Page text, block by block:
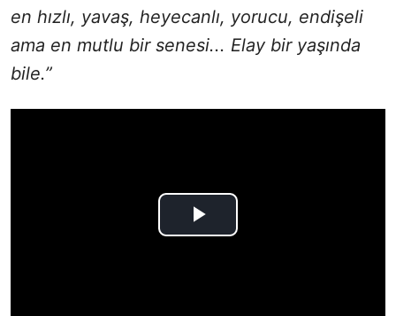
en hızlı, yavaş, heyecanlı, yorucu, endişeli
ama en mutlu bir senesi... Elay bir yaşında
bile.”